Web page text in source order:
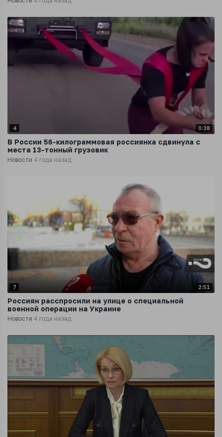
4 0:38
В России 56-килограммовая россиянка сдвинула с
места 13-тонный грузовик
Новости 4 года назад
7 2:51
Россиян расспросили на улице о специальной
военной операции на Украине
Новости 4 года назад